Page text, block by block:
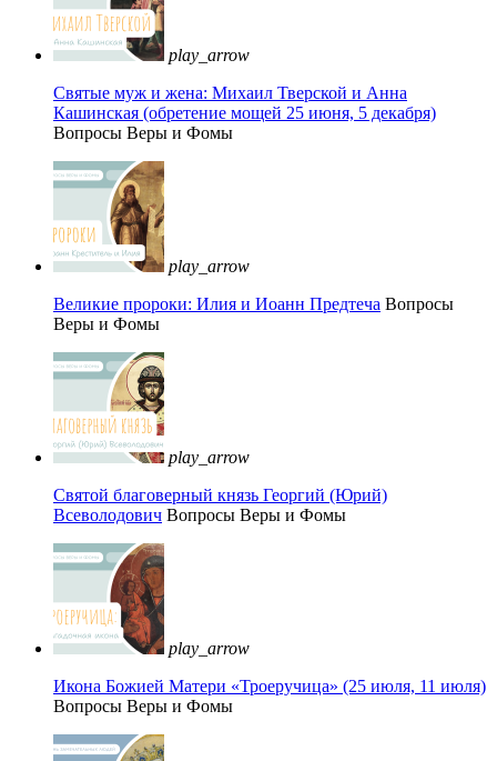
play_arrow
Святые муж и жена: Михаил Тверской и Анна
Кашинская (обретение мощей 25 июня, 5 декабря)
Вопросы Веры и Фомы
play_arrow
Великие пророки: Илия и Иоанн Предтеча Вопросы
Веры и Фомы
play_arrow
Святой благоверный князь Георгий (Юрий)
Всеволодович Вопросы Веры и Фомы
play_arrow
Икона Божией Матери «Троеручица» (25 июля, 11 июля)
Вопросы Веры и Фомы